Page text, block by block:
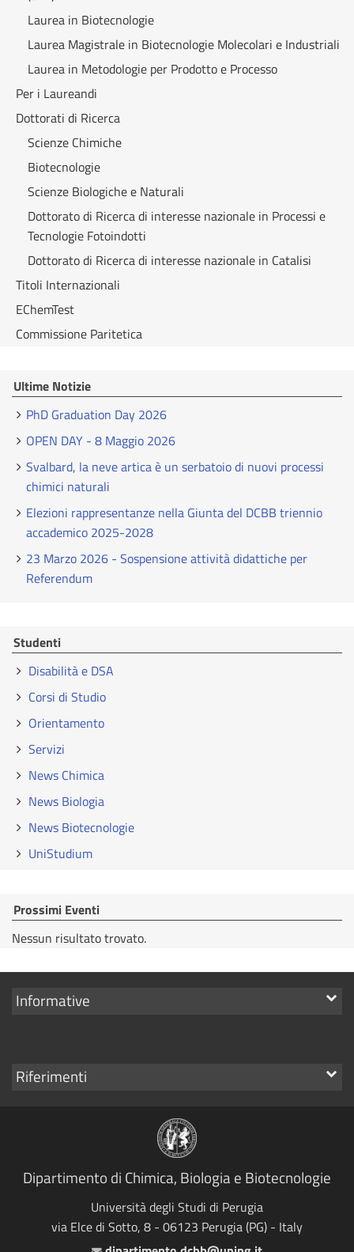
Laurea in Biotecnologie
Laurea Magistrale in Biotecnologie Molecolari e Industriali
Laurea in Metodologie per Prodotto e Processo
Per i Laureandi
Dottorati di Ricerca
Scienze Chimiche
Biotecnologie
Scienze Biologiche e Naturali
Dottorato di Ricerca di interesse nazionale in Processi e
Tecnologie Fotoindotti
Dottorato di Ricerca di interesse nazionale in Catalisi
Titoli Internazionali
EChemTest
Commissione Paritetica
Ultime Notizie
PhD Graduation Day 2026
OPEN DAY - 8 Maggio 2026
Svalbard, la neve artica è un serbatoio di nuovi processi
chimici naturali
Elezioni rappresentanze nella Giunta del DCBB triennio
accademico 2025-2028
23 Marzo 2026 - Sospensione attività didattiche per
Referendum
Studenti
Disabilità e DSA
Corsi di Studio
Orientamento
Servizi
News Chimica
News Biologia
News Biotecnologie
UniStudium
Prossimi Eventi
Nessun risultato trovato.
Mostra
Informative
Mostra
Riferimenti
Dipartimento di Chimica, Biologia e Biotecnologie
Università degli Studi di Perugia
via Elce di Sotto, 8 - 06123 Perugia (PG) - Italy